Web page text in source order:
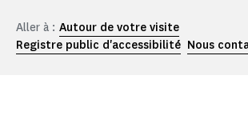
Aller à : Autour de votre visite
Registre public d'accessibilité Nous